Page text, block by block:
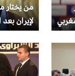
من يختار
لإيران بعد